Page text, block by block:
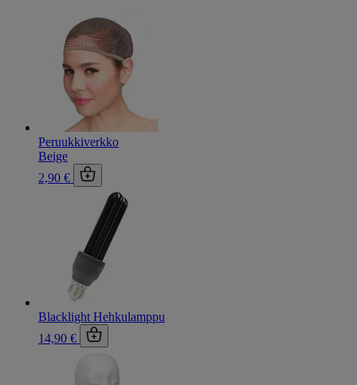
Peruukkiverkko
Beige
2,90 €
Blacklight Hehkulamppu
14,90 €